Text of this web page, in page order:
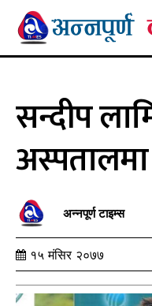
सन्दीप
अस्पतालमा
अन्नपूर्ण टाइम्स
१५ मंसिर २०७७